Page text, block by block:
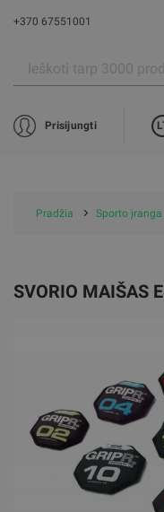
+370 67551001
Prisijungti
Pradžia Sporto įranga
SVORIO MAIŠAS